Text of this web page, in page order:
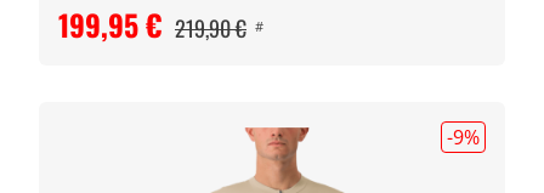
199,95 € 219,90 € #
-9%